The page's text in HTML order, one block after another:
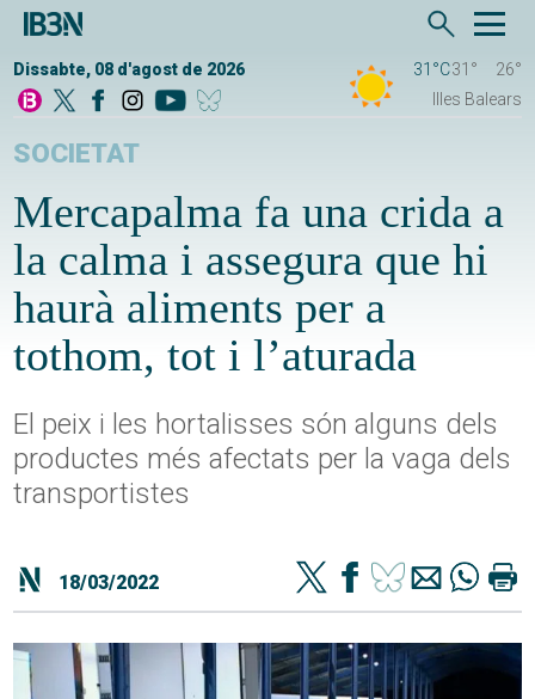
Dissabte, 08 d'agost de 2026 31°C31°
26°
Illes Balears
SOCIETAT
Mercapalma fa una crida a
la calma i assegura que hi
haurà aliments per a
tothom, tot i l’aturada
El peix i les hortalisses són alguns dels
productes més afectats per la vaga dels
transportistes
18/03/2022